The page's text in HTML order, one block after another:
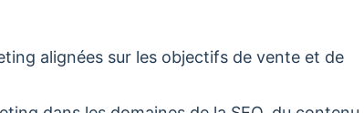
alignées sur les objectifs de vente et de